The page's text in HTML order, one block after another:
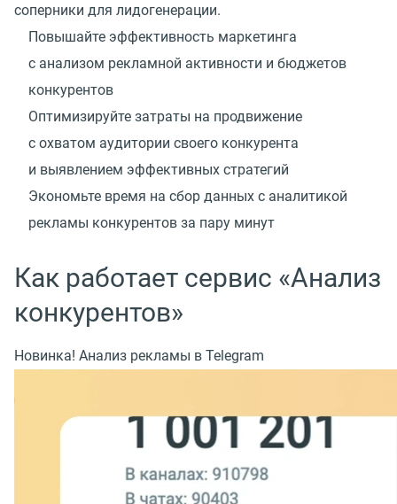
соперники для лидогенерации.
Повышайте эффективность маркетинга
с анализом рекламной активности и бюджетов
конкурентов
Оптимизируйте затраты на продвижение
с охватом аудитории своего конкурента
и выявлением эффективных стратегий
Экономьте время на сбор данных с аналитикой
рекламы конкурентов за пару минут
Как работает сервис «Анализ
конкурентов»
Новинка! Анализ рекламы в Telegram